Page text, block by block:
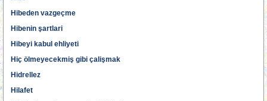
Hibeden vazgeçme
Hibenin şartlari
Hibeyi kabul ehliyeti
Hiç ölmeyecekmiş gibi çalişmak
Hidrellez
Hilafet